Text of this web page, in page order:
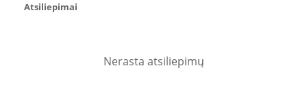
Atsiliepimai
Nerasta atsiliepimų